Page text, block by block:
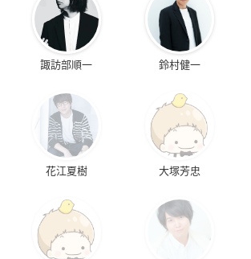
諏訪部順一 鈴村健一
花江夏樹 大塚芳忠